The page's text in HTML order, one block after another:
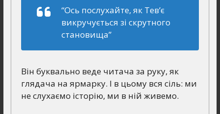
“Ось послухайте, як Тев’є
викручується зі скрутного
становища”
Він буквально веде читача за руку, як
глядача на ярмарку. І в цьому вся сіль: ми
не слухаємо історію, ми в ній живемо.